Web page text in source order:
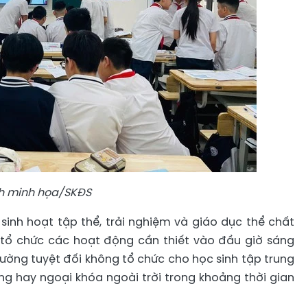
minh họa/SKĐS
hoạt tập thể, trải nghiệm và giáo dục thể chất
chức các hoạt động cần thiết vào đầu giờ sáng
tuyệt đối không tổ chức cho học sinh tập trung
hay ngoại khóa ngoài trời trong khoảng thời gian